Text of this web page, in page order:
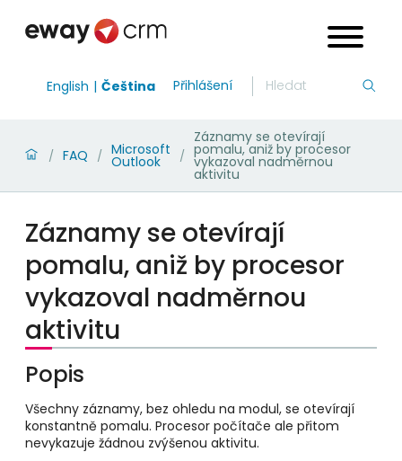
English Čeština Přihlášení
/ FAQ / Microsoft
Outlook /
Záznamy se otevírají
pomalu, aniž by procesor
vykazoval nadměrnou
aktivitu
Záznamy se otevírají
pomalu, aniž by procesor
vykazoval nadměrnou
aktivitu
Popis
Všechny záznamy, bez ohledu na modul, se otevírají
konstantně pomalu. Procesor počítače ale přitom
nevykazuje žádnou zvýšenou aktivitu.